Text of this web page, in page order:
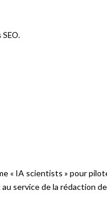
« IA scientists » pour
au service de la rédaction